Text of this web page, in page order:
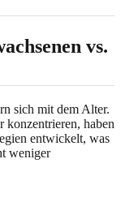
vs.
sich mit dem Alter.
haben
entwickelt, was
weniger